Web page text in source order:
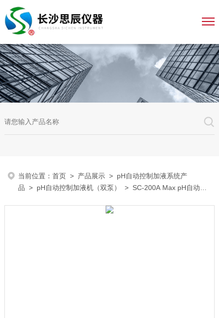
当前位置：首页 > 产品展示 > pH自动控制加液系统产
品 > pH自动控制加液机（双泵）
> SC-200A Max pH自动控